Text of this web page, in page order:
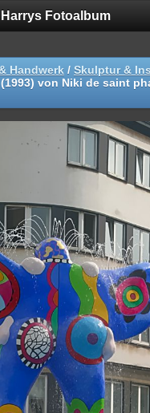
Harrys Fotoalbum
Handwerk / Skulptur &
von Niki de saint